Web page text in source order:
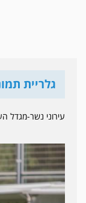
גלריית
עירוני נשר-מגדל